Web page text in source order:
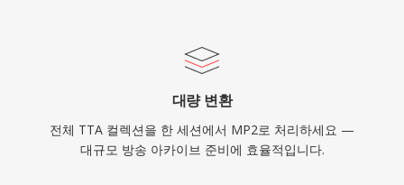
대량 변환
전체 TTA 컬렉션을 한 세션에서 MP2로 처리하세요 —
대규모 방송 아카이브 준비에 효율적입니다.